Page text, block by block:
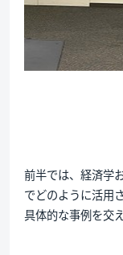
前半では、経済学
でどのように活用
具体的な事例を交